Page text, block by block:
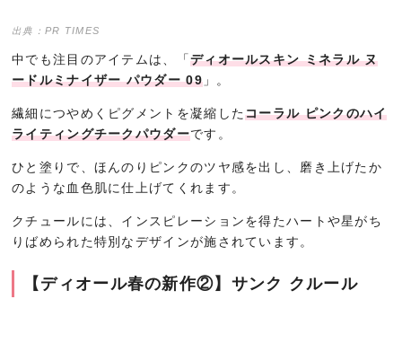
出典：PR TIMES
中でも注目のアイテムは、「ディオールスキン ミネラル ヌ
ードルミナイザー パウダー 09」。
繊細につやめくピグメントを凝縮したコーラル ピンクのハイ
ライティングチークパウダーです。
ひと塗りで、ほんのりピンクのツヤ感を出し、磨き上げたか
のような血色肌に仕上げてくれます。
クチュールには、インスピレーションを得たハートや星がち
りばめられた特別なデザインが施されています。
【ディオール春の新作②】サンク クルール